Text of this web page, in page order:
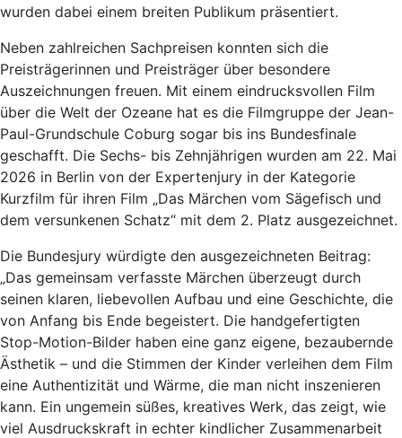
wurden dabei einem breiten Publikum präsentiert.
Neben zahlreichen Sachpreisen konnten sich die
Preisträgerinnen und Preisträger über besondere
Auszeichnungen freuen. Mit einem eindrucksvollen Film
über die Welt der Ozeane hat es die Filmgruppe der Jean-
Paul-Grundschule Coburg sogar bis ins Bundesfinale
geschafft. Die Sechs- bis Zehnjährigen wurden am 22. Mai
2026 in Berlin von der Expertenjury in der Kategorie
Kurzfilm für ihren Film „Das Märchen vom Sägefisch und
dem versunkenen Schatz“ mit dem 2. Platz ausgezeichnet.
Die Bundesjury würdigte den ausgezeichneten Beitrag:
„Das gemeinsam verfasste Märchen überzeugt durch
seinen klaren, liebevollen Aufbau und eine Geschichte, die
von Anfang bis Ende begeistert. Die handgefertigten
Stop-Motion-Bilder haben eine ganz eigene, bezaubernde
Ästhetik – und die Stimmen der Kinder verleihen dem Film
eine Authentizität und Wärme, die man nicht inszenieren
kann. Ein ungemein süßes, kreatives Werk, das zeigt, wie
viel Ausdruckskraft in echter kindlicher Zusammenarbeit